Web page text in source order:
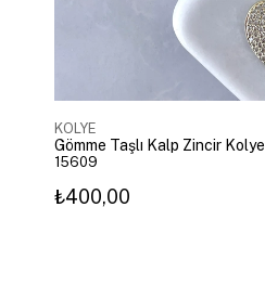
KOLYE
Gömme Taşlı Kalp Zincir Kolye
15609
₺400,00